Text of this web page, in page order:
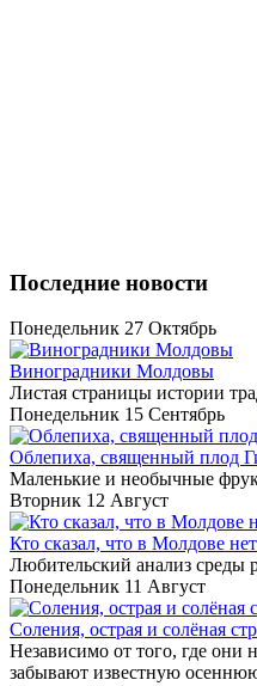
Последние новости
Понедельник 27 Октябрь
Виноградники Молдовы
Листая страницы истории
Понедельник 15 Сентябрь
Облепиха, священный плод
Маленькие и необычные
Вторник 12 Август
Кто сказал, что в Молдове
Любительский анализ среды
Понедельник 11 Август
Соления, острая и солёная
Независимо от того, где они
забывают известную